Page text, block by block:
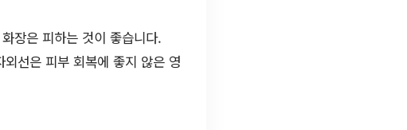
장은 피하는 것이 좋습니다.
선은 피부 회복에 좋지 않은 영